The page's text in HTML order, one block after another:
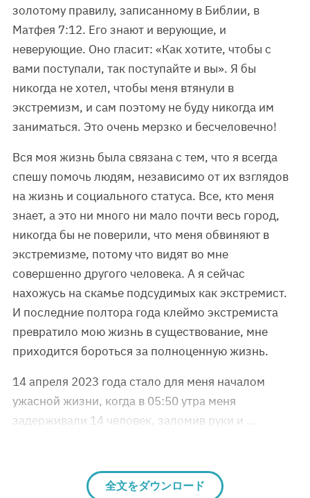
золотому правилу, записанному в Библии, в
Матфея 7:12. Его знают и верующие, и
неверующие. Оно гласит: «Как хотите, чтобы с
вами поступали, так поступайте и вы». Я бы
никогда не хотел, чтобы меня втянули в
экстремизм, и сам поэтому не буду никогда им
заниматься. Это очень мерзко и бесчеловечно!
Вся моя жизнь была связана с тем, что я всегда
спешу помочь людям, независимо от их взглядов
на жизнь и социального статуса. Все, кто меня
знает, а это ни много ни мало почти весь город,
никогда бы не поверили, что меня обвиняют в
экстремизме, потому что видят во мне
совершенно другого человека. А я сейчас
нахожусь на скамье подсудимых как экстремист.
И последние полтора года клеймо экстремиста
превратило мою жизнь в существование, мне
приходится бороться за полноценную жизнь.
14 апреля 2023 года стало для меня началом
ужасной жизни, когда в 05:50 утра меня
задерживали 14 человек, заломив руки и …
全文をダウンロード